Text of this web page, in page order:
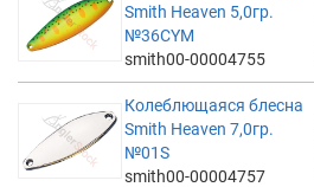
Smith Heaven 5,0гр.
№36CYM
smith00-00004755
Колеблющаяся блесна
Smith Heaven 7,0гр.
№01S
smith00-00004757